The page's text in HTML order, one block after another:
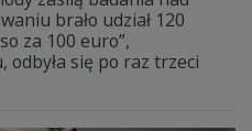
brało udział 120
za 100 euro”,
się po raz trzeci